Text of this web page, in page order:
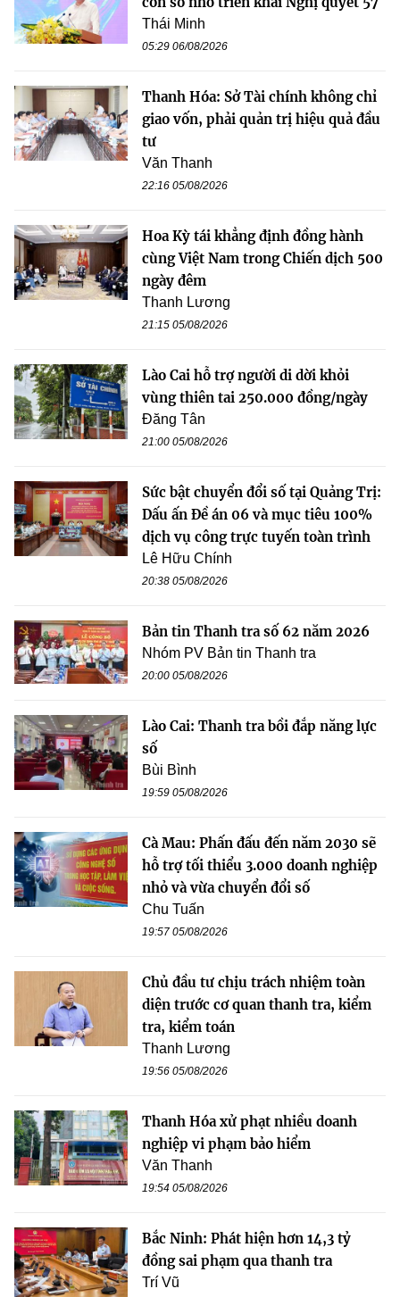
Thái Minh
05:29 06/08/2026
Thanh Hóa: Sở Tài chính không chỉ
giao vốn, phải quản trị hiệu quả đầu
tư
Văn Thanh
22:16 05/08/2026
Hoa Kỳ tái khẳng định đồng hành
cùng Việt Nam trong Chiến dịch 500
ngày đêm
Thanh Lương
21:15 05/08/2026
Lào Cai hỗ trợ người di dời khỏi
vùng thiên tai 250.000 đồng/ngày
Đăng Tân
21:00 05/08/2026
Sức bật chuyển đổi số tại Quảng Trị:
Dấu ấn Đề án 06 và mục tiêu 100%
dịch vụ công trực tuyến toàn trình
Lê Hữu Chính
20:38 05/08/2026
Bản tin Thanh tra số 62 năm 2026
Nhóm PV Bản tin Thanh tra
20:00 05/08/2026
Lào Cai: Thanh tra bồi đắp năng lực
số
Bùi Bình
19:59 05/08/2026
Cà Mau: Phấn đấu đến năm 2030 sẽ
hỗ trợ tối thiểu 3.000 doanh nghiệp
nhỏ và vừa chuyển đổi số
Chu Tuấn
19:57 05/08/2026
Chủ đầu tư chịu trách nhiệm toàn
diện trước cơ quan thanh tra, kiểm
tra, kiểm toán
Thanh Lương
19:56 05/08/2026
Thanh Hóa xử phạt nhiều doanh
nghiệp vi phạm bảo hiểm
Văn Thanh
19:54 05/08/2026
Bắc Ninh: Phát hiện hơn 14,3 tỷ
đồng sai phạm qua thanh tra
Trí Vũ